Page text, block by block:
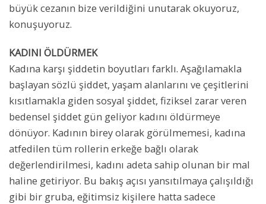
büyük cezanın bize verildiğini unutarak okuyoruz,
konuşuyoruz.
KADINI ÖLDÜRMEK
Kadına karşı şiddetin boyutları farklı. Aşağılamakla
başlayan sözlü şiddet, yaşam alanlarını ve çeşitlerini
kısıtlamakla giden sosyal şiddet, fiziksel zarar veren
bedensel şiddet gün geliyor kadını öldürmeye
dönüyor. Kadının birey olarak görülmemesi, kadına
atfedilen tüm rollerin erkeğe bağlı olarak
değerlendirilmesi, kadını adeta sahip olunan bir mal
haline getiriyor. Bu bakış açısı yansıtılmaya çalışıldığı
gibi bir gruba, eğitimsiz kişilere hatta sadece